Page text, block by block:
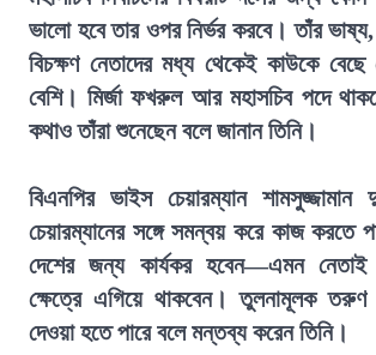
ভালো হবে তার ওপর নির্ভর করবে। তাঁর
বিচক্ষণ নেতাদের মধ্য থেকেই কাউকে বেছে
বেশি। মির্জা ফখরুল আর মহাসচিব পদে
কথাও তাঁরা শুনেছেন বলে জানান তিনি।
বিএনপির ভাইস চেয়ারম্যান
চেয়ারম্যানের সঙ্গে সমন্বয় করে কাজ করতে
দেশের জন্য কার্যকর হবেন—এমন নেতাই
ক্ষেত্রে এগিয়ে থাকবেন। তুলনামূলক তরুণ
দেওয়া হতে পারে বলে মন্তব্য করেন তিনি।